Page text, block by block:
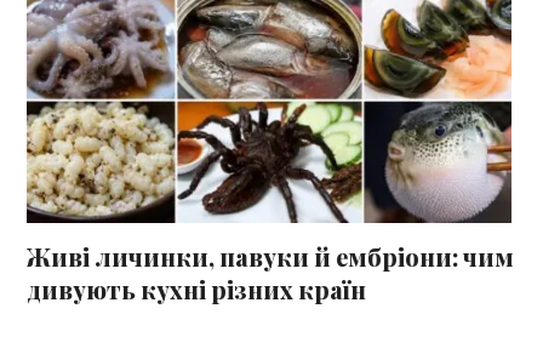
Живі личинки, павуки й ембріони: чим
дивують кухні різних країн